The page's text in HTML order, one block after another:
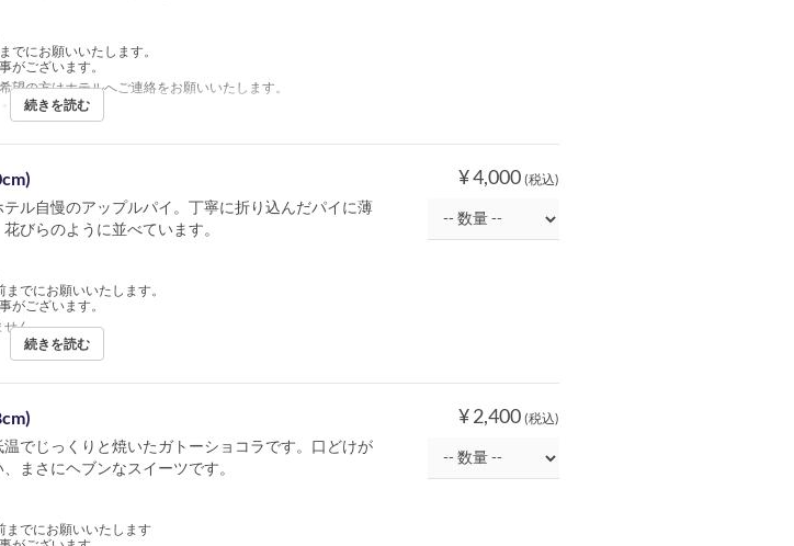
でにお願いいたします。
がございます。
望の方はホテルへご連絡をお願いいたします。
1 ~ 5続きを読む
¥ 4,000 (税込)
ル自慢のアップルパイ。丁寧に折り込んだパイに薄
びらのように並べています。
でにお願いいたします。
がございます。
せん。
続きを読む
¥ 2,400 (税込)
でじっくりと焼いたガトーショコラです。口どけが
まさにヘブンなスイーツです。
までにお願いいたします